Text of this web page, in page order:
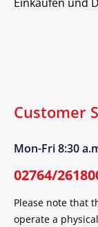
Customer
Mon-Fri 8:30
02764/
Please note that
operate a